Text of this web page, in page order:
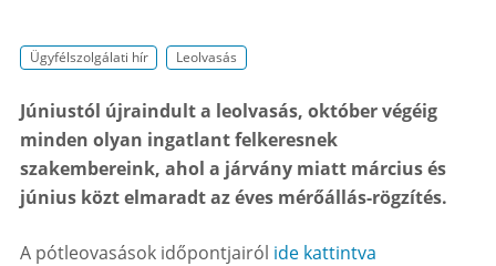
Ügyfélszolgálati hír Leolvasás
Júniustól újraindult a leolvasás, október végéig
minden olyan ingatlant felkeresnek
szakembereink, ahol a járvány miatt március és
június közt elmaradt az éves mérőállás-rögzítés.
A pótleovasások időpontjairól ide kattintva